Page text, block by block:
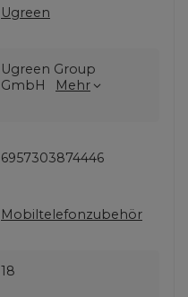
Ugreen
Ugreen Group
GmbH
Mehr
6957303874446
Mobiltelefonzubehör
18